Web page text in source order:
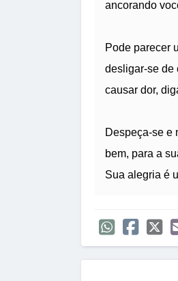
ancorando
Pode parecer
desligar-se de
causar dor,
Despeça-se e
bem, para a
Sua alegria é